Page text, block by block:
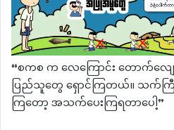
“စကစ က လေကြောင်း တောက်လ
ပြည်သူတွေ ရှောင်ကြတယ်။ သက်က
ကြတော့ အသက်ပေးကြရတာပေါ့”